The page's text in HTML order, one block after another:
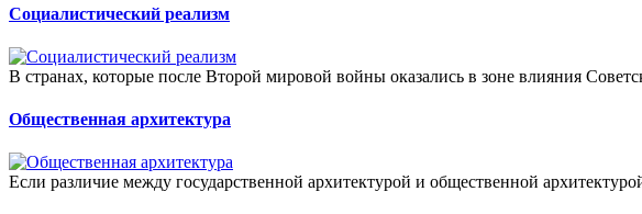
Социалистический реализм
В странах, которые после Второй мировой войны оказались в зоне влияния
Общественная архитектура
Если различие между государственной архитектурой и общественной